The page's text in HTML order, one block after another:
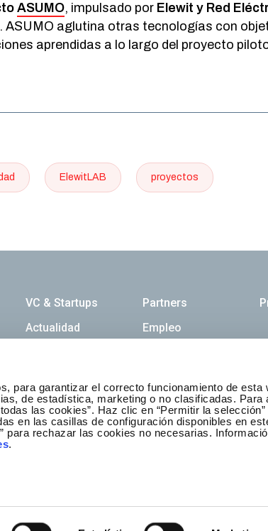
para garantizar el correcto funcionamiento de esta
de estadística, marketing o no clasificadas. Para
las cookies”. Haz clic en “Permitir la selección”
en las casillas de configuración disponibles en
para rechazar las cookies no necesarias.
.
ASUMO, impulsado por Elewit y Red
aglutina otras tecnologías con
aprendidas a lo largo del proyecto
ElewitLAB proyectos
VC & Startups Partners
Actualidad Empleo